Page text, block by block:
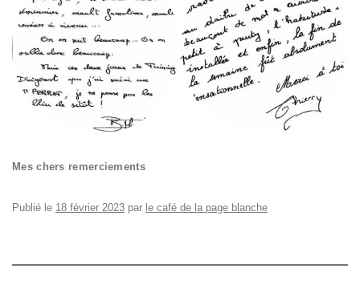
Mes chers remerciements
Publié le 18 février 2023 par le café de la page blanche